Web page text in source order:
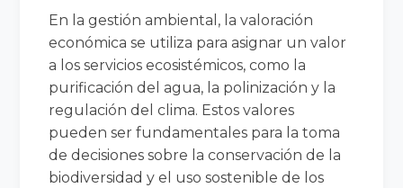
En la gestión ambiental, la valoración
económica se utiliza para asignar un valor
a los servicios ecosistémicos, como la
purificación del agua, la polinización y la
regulación del clima. Estos valores
pueden ser fundamentales para la toma
de decisiones sobre la conservación de la
biodiversidad y el uso sostenible de los